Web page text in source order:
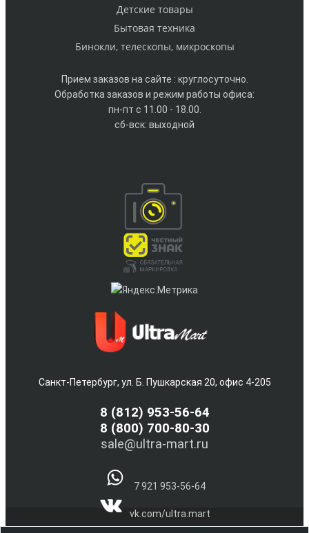
Детские товары
Бытовая техника
Бинокли, телескопы, микроскопы
Прием заказов на сайте : круглосуточно.
Обработка заказов и режим работы офиса:
пн-пт с 11.00 - 18.00.
сб-вск: выходной
Санкт-Петербург, ул. Б. Пушкарская 20, офис 4-205
8 (812) 953-56-64
8 (800) 700-80-30
sale@ultra-mart.ru
7 921 953-56-64
vk.com/ultra.mart